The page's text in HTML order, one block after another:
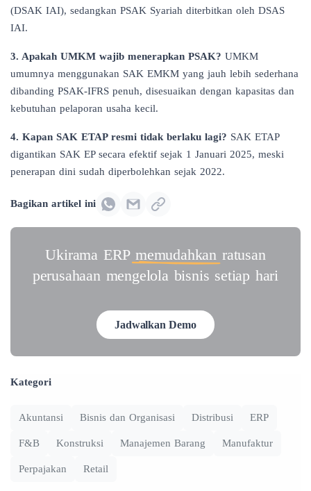
(DSAK IAI), sedangkan PSAK Syariah diterbitkan oleh DSAS
IAI.
3. Apakah UMKM wajib menerapkan PSAK? UMKM
umumnya menggunakan SAK EMKM yang jauh lebih sederhana
dibanding PSAK-IFRS penuh, disesuaikan dengan kapasitas dan
kebutuhan pelaporan usaha kecil.
4. Kapan SAK ETAP resmi tidak berlaku lagi? SAK ETAP
digantikan SAK EP secara efektif sejak 1 Januari 2025, meski
penerapan dini sudah diperbolehkan sejak 2022.
Bagikan artikel ini
Ukirama ERP memudahkan ratusan
perusahaan mengelola bisnis setiap hari
Jadwalkan Demo
Kategori
Akuntansi Bisnis dan Organisasi Distribusi ERP
F&B Konstruksi Manajemen Barang Manufaktur
Perpajakan Retail